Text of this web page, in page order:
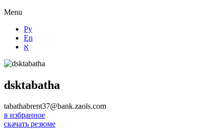
Menu
Ру
En
א
dsktabatha
tabathabrent37@bank.zaols.com
в избранное
скачать резюме